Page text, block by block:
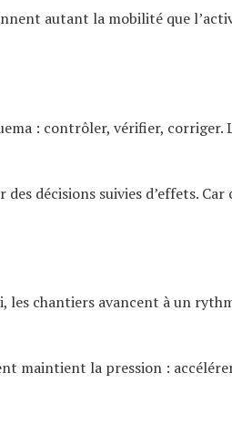
autant la mobilité que
: contrôler, vérifier, corriger.
décisions suivies d’effets.
chantiers avancent à un
maintient la pression :